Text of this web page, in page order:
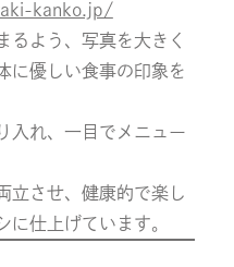
kanko.jp/
るよう、写真を大きく
に優しい食事の印象を
入れ、一目でメニュー
立させ、健康的で楽し
に仕上げています。